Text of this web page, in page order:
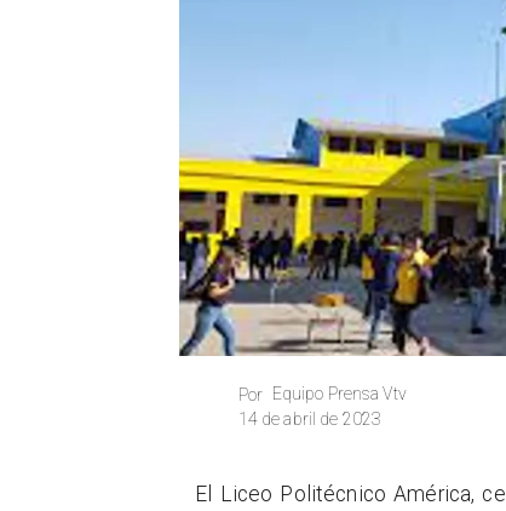
Equipo Prensa Vtv
Por
14 de abril de 2023
El Liceo Politécnico América,